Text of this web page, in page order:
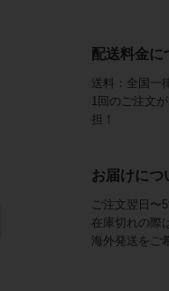
配送料金に
送料：全国一
1回のご注文が
担！
お届けにつ
ご注文翌日〜
在庫切れの際
海外発送をご